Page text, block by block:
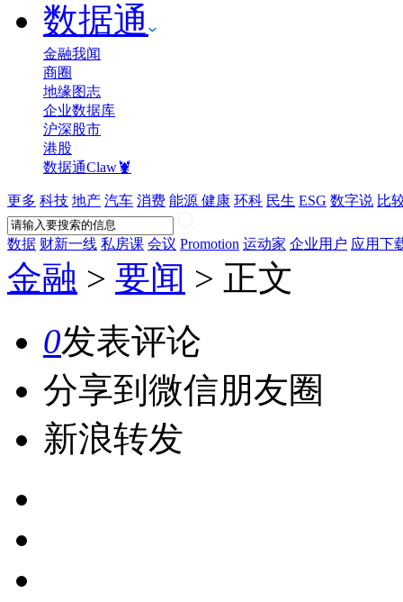
数据通
金融我闻
商圈
地缘图志
企业数据库
沪深股市
港股
数据通Claw🦞
更多 科技 地产 汽车 消费 能源 健康 环科 民生 ESG 数字说 比
数据 财新一线 私房课 会议 Promotion 运动家 企业用户 应用下
金融 > 要闻 > 正文
0发表评论
分享到微信朋友圈
新浪转发